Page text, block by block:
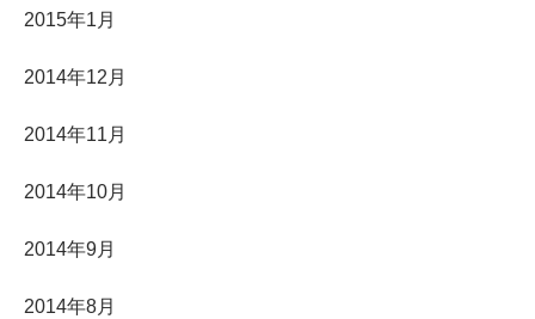
2015年1月
2014年12月
2014年11月
2014年10月
2014年9月
2014年8月